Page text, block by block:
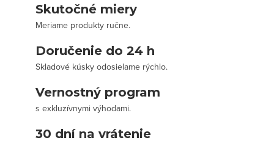
Skutočné miery
Meriame produkty ručne.
Doručenie do 24 h
Skladové kúsky odosielame rýchlo.
Vernostný program
s exkluzívnymi výhodami.
30 dní na vrátenie